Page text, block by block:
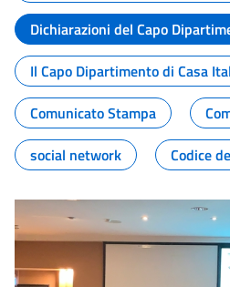
Dichiarazioni del Capo
Il Capo Dipartimento di Casa
Comunicato Stampa
social network
Codice